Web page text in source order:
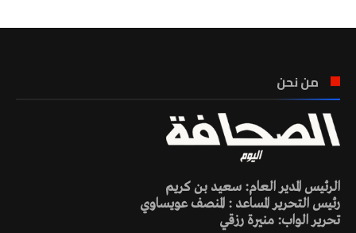
من نحن
الرئيس المدير العام: سعيد بن كريم
رئيس التحرير المساعد : المنصف عويساوي
تحرير الواب: منيرة رزقي